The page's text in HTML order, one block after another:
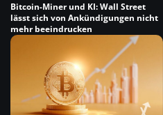
Bitcoin-Miner und KI: Wall Street
lässt sich von Ankündigungen nicht
mehr beeindrucken